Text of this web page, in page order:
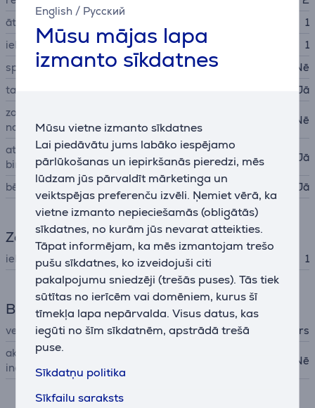
English / Русский
Mūsu mājas lapa
izmanto sīkdatnes
Mūsu vietne izmanto sīkdatnes
Lai piedāvātu jums labāko iespējamo
pārlūkošanas un iepirkšanās pieredzi, mēs
lūdzam jūs pārvaldīt mārketinga un
veiktspējas preferenču izvēli. Ņemiet vērā, ka
vietne izmanto nepieciešamās (obligātās)
sīkdatnes, no kurām jūs nevarat atteikties.
Tāpat informējam, ka mēs izmantojam trešo
pušu sīkdatnes, ko izveidojuši citi
pakalpojumu sniedzēji (trešās puses). Tās tiek
sūtītas no ierīcēm vai domēniem, kurus šī
tīmekļa lapa nepārvalda. Visus datus, kas
iegūti no šīm sīkdatnēm, apstrādā trešā
puse.
Sīkdatņu politika
Sīkfailu saraksts
ātrumi
1
iekļauto rokturu skaits
1
spiediena sensors
Nē
taimeris
Jā
zobu birstes uzgaļa
noteikšana
Nē
atgādinājums par zobu
birstes uzgaļa maiņu
Jā
bērnu dizains Jā
Zobu birstes uzgaļi
iekļauto uzgaļu skaits 1
Barošana
veids
akumulators
akumulatora līmeņa
indikators
Nē